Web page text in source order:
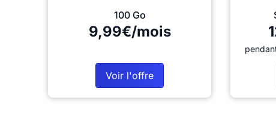
100 Go
9,99€/mois
Voir l'offre